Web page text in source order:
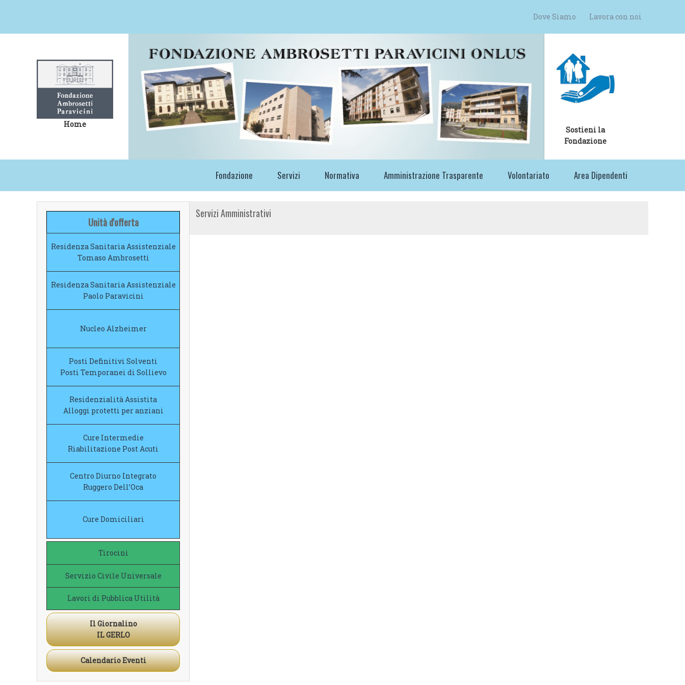
Dove Siamo Lavora con noi
Home
Sostieni la
Fondazione
Fondazione Servizi Normativa Amministrazione Trasparente Volontariato Area Dipendenti
Servizi Amministrativi
Unità d'offerta
Residenza SanitariaAssistenziale
Tomaso Ambrosetti
Residenza SanitariaAssistenziale
Paolo Paravicini
Nucleo Alzheimer
Posti Definitivi Solventi
Posti Temporanei di Sollievo
Residenzialità Assistita
Alloggi protetti per anziani
Cure Intermedie
Riabilitazione Post Acuti
Centro Diurno Integrato
Ruggero Dell’Oca
Cure Domiciliari
Tirocini
Servizio Civile Universale
Lavori di Pubblica Utilità
Il Giornalino
IL GERLO
Calendario Eventi